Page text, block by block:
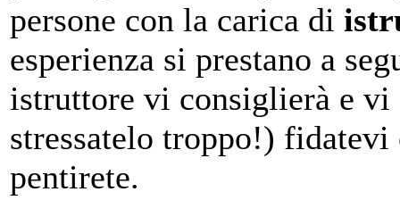
persone con la carica di
esperienza si prestano a
istruttore vi consiglierà e
stressatelo troppo!)
pentirete.